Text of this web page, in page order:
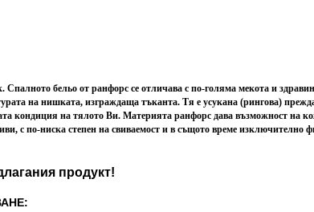
бельо от ранфорс се отличава с по-голяма мекота и
на нишката, изграждаща тъканта. Тя е усукана (рингова)
кондиция на тялото Ви. Материята ранфорс дава възможност на
с по-ниска степен на свиваемост и в същото време изключително
продукт!